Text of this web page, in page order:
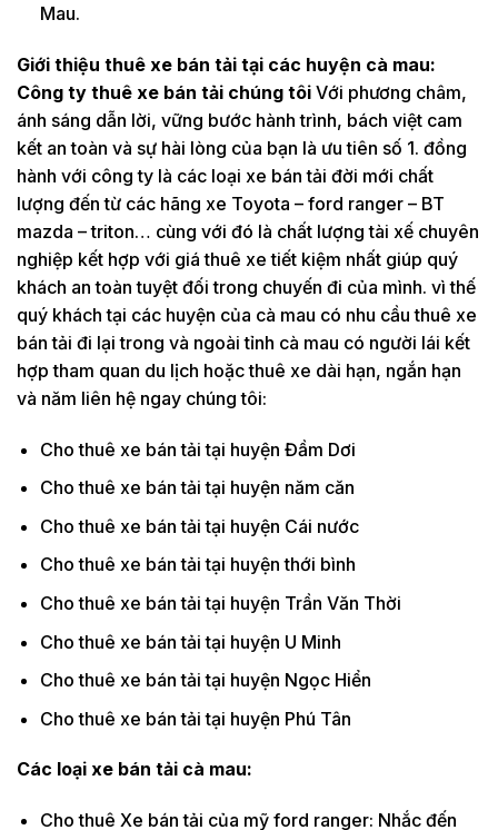
Mau.
Giới thiệu thuê xe bán tải tại các huyện cà mau:
Công ty thuê xe bán tải chúng tôi Với phương châm,
ánh sáng dẫn lời, vững bước hành trình, bách việt cam
kết an toàn và sự hài lòng của bạn là ưu tiên số 1. đồng
hành với công ty là các loại xe bán tải đời mới chất
lượng đến từ các hãng xe Toyota – ford ranger – BT
mazda – triton… cùng với đó là chất lượng tài xế chuyên
nghiệp kết hợp với giá thuê xe tiết kiệm nhất giúp quý
khách an toàn tuyệt đối trong chuyến đi của mình. vì thế
quý khách tại các huyện của cà mau có nhu cầu thuê xe
bán tải đi lại trong và ngoài tỉnh cà mau có người lái kết
hợp tham quan du lịch hoặc thuê xe dài hạn, ngắn hạn
và năm liên hệ ngay chúng tôi:
Cho thuê xe bán tải tại huyện Đầm Dơi
Cho thuê xe bán tải tại huyện năm căn
Cho thuê xe bán tải tại huyện Cái nước
Cho thuê xe bán tải tại huyện thới bình
Cho thuê xe bán tải tại huyện Trần Văn Thời
Cho thuê xe bán tải tại huyện U Minh
Cho thuê xe bán tải tại huyện Ngọc Hiển
Cho thuê xe bán tải tại huyện Phú Tân
Các loại xe bán tải cà mau:
Cho thuê Xe bán tải của mỹ ford ranger: Nhắc đến